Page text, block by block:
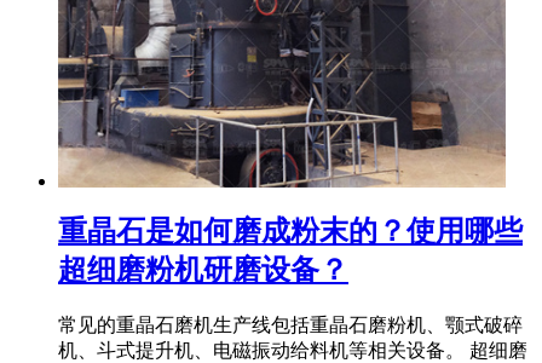
重晶石是如何磨成粉末的？使用哪些
超细磨粉机研磨设备？
常见的重晶石磨机生产线包括重晶石磨粉机、颚式破碎
机、斗式提升机、电磁振动给料机等相关设备。 超细磨